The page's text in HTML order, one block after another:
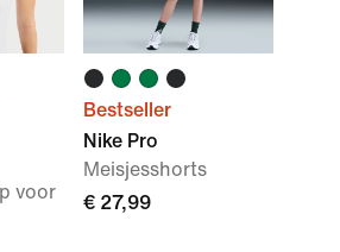
voor
Bestseller
Nike Pro
Meisjesshorts
€ 27,99